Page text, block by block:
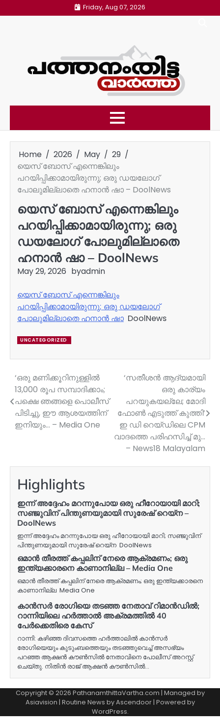
to
Friday, Aug 07, 2026
Home 2026 May
29
യെസ് ബോസ് എന്നെങ്കിലും
പറയിപ്പിക്കാമായിരുന്നു; ഒരു ഡയലോഗ്
പോലുമില്ലാതെ ഹനാന്‍ ഷാ – DoolNews
യെസ് ബോസ് എന്നെങ്കിലും
പറയിപ്പിക്കാമായിരുന്നു; ഒരു
ഡയലോഗ് പോലുമില്ലാതെ
ഹനാന്‍ ഷാ – DoolNews
May 29, 2026 byadmin
യെസ് ബോസ് എന്നെങ്കിലും
പറയിപ്പിക്കാമായിരുന്നു; ഒരു ഡയലോഗ്
പോലുമില്ലാതെ ഹനാന്‍ ഷാ DoolNews
UNCATEGORIZED
Post
navigation
‘ഒരു മണിക്കൂറിനുള്ളിൽ
13,000 രൂപ സമ്പാദിക്കാം;
പക്ഷെ ഞങ്ങളെ പൊലീസ്
പിടിച്ചു, ഈ ആശയത്തിന്
ഇനിയും… – Media One
‘സതീശന്‍ ആദ്യമായി
ഒരു കാര്യം
പറയുകയല്ലേ; മോദി
ഫോണ്‍ എടുത്ത് കുത്തി’
ഇ ഡി റെയ്ഡിലെ CPM
വാദത്തെ പരിഹസിച്ച് മു…
– News18 Malayalam
Highlights
ഇന്ന് അദ്ദേഹം മറന്നുപോയ ഒരു ഹീറോയായി മാറി;
സഞ്ജുവിന് പിന്തുണയുമായി സുരേഷ് റെയ്‌ന –
DoolNews
ഇന്ന് അദ്ദേഹം മറന്നുപോയ ഒരു ഹീറോയായി മാറി; സഞ്ജുവിന്
പിന്തുണയുമായി സുരേഷ് റെയ്‌ന DoolNews
ഒമാൻ തീരത്ത് കപ്പലിന് നേരെ ആക്രമണം; ഒരു
ഇന്ത്യക്കാരനെ കാണാനില്ല – Media One
ഒമാൻ തീരത്ത് കപ്പലിന് നേരെ ആക്രമണം; ഒരു ഇന്ത്യക്കാരനെ
കാണാനില്ല Media One
കാൻസർ രോഗിയെ തടഞ്ഞ നേതാവ് റിമാൻഡിൽ;
റാന്നിയിലെ ഹർത്താൽ അക്രമത്തിൽ 40
പേർക്കെതിരെ കേസ്
റാന്നി: കഴിഞ്ഞ ദിവസത്തെ ഹർത്താലിൽ കാൻസർ
രോഗിയെയും കുടുംബത്തെയും തടഞ്ഞുവെച്ച് അസഭ്യം
പറഞ്ഞ ആക്ഷൻ കൗൺസിൽ നേതാവിനെ പോലീസ് അറസ്റ്റ്
ചെയ്തു. നിതിൻ രാജ് ആക്ഷൻ കൗൺസിൽ…
Copyright © 2026 PathanamthittaVartha.com | Managed by
Asiavision | Routine News byAscendoor| Powered by
WordPress.